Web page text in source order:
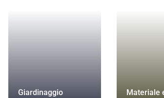
Giardinaggio
Materiale